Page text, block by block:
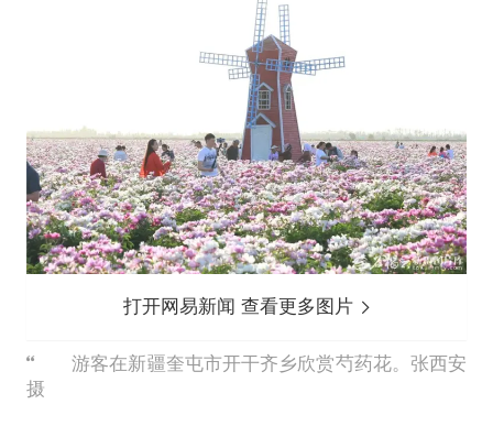
打开网易新闻 查看更多图片
游客在新疆奎屯市开干齐乡欣赏芍药花。张西安
摄